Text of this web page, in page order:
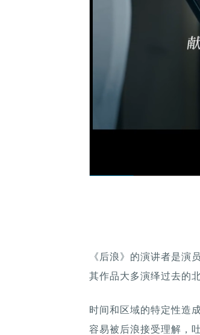
《后浪》的演讲者是演
其作品大多演绎过去的
时间和区域的特定性造
容易被后浪接受理解，